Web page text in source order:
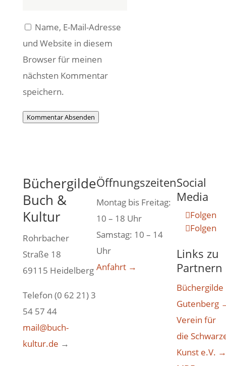
Name, E-Mail-Adresse
und Website in diesem
Browser für meinen
nächsten Kommentar
speichern.
Kommentar Absenden
Büchergilde
Buch &
Kultur
Rohrbacher
Straße 18
69115 Heidelberg
Telefon (0 62 21) 3
54 57 44
mail@buch-
kultur.de →
Öffnungszeiten
Montag bis Freitag:
10 – 18 Uhr
Samstag: 10 – 14
Uhr
Anfahrt →
Social
Media
Folgen
Folgen
Links zu
Partnern
Büchergilde
Gutenberg
Verein für
die
Kunst e.V. →